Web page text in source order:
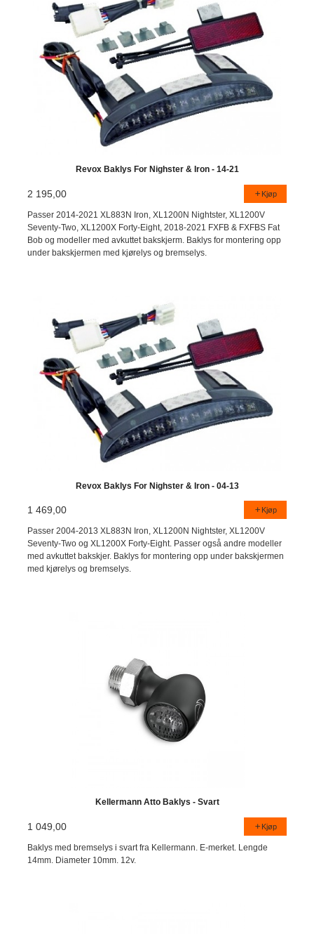
Revox Baklys For Nighster & Iron - 14-21
2 195,00 Kjøp
Passer 2014-2021 XL883N Iron, XL1200N Nightster, XL1200V
Seventy-Two, XL1200X Forty-Eight, 2018-2021 FXFB & FXFBS Fat
Bob og modeller med avkuttet bakskjerm. Baklys for montering opp
under bakskjermen med kjørelys og bremselys.
Revox Baklys For Nighster & Iron - 04-13
1 469,00 Kjøp
Passer 2004-2013 XL883N Iron, XL1200N Nightster, XL1200V
Seventy-Two og XL1200X Forty-Eight. Passer også andre modeller
med avkuttet bakskjer. Baklys for montering opp under bakskjermen
med kjørelys og bremselys.
Kellermann Atto Baklys - Svart
1 049,00 Kjøp
Baklys med bremselys i svart fra Kellermann. E-merket. Lengde
14mm. Diameter 10mm. 12v.